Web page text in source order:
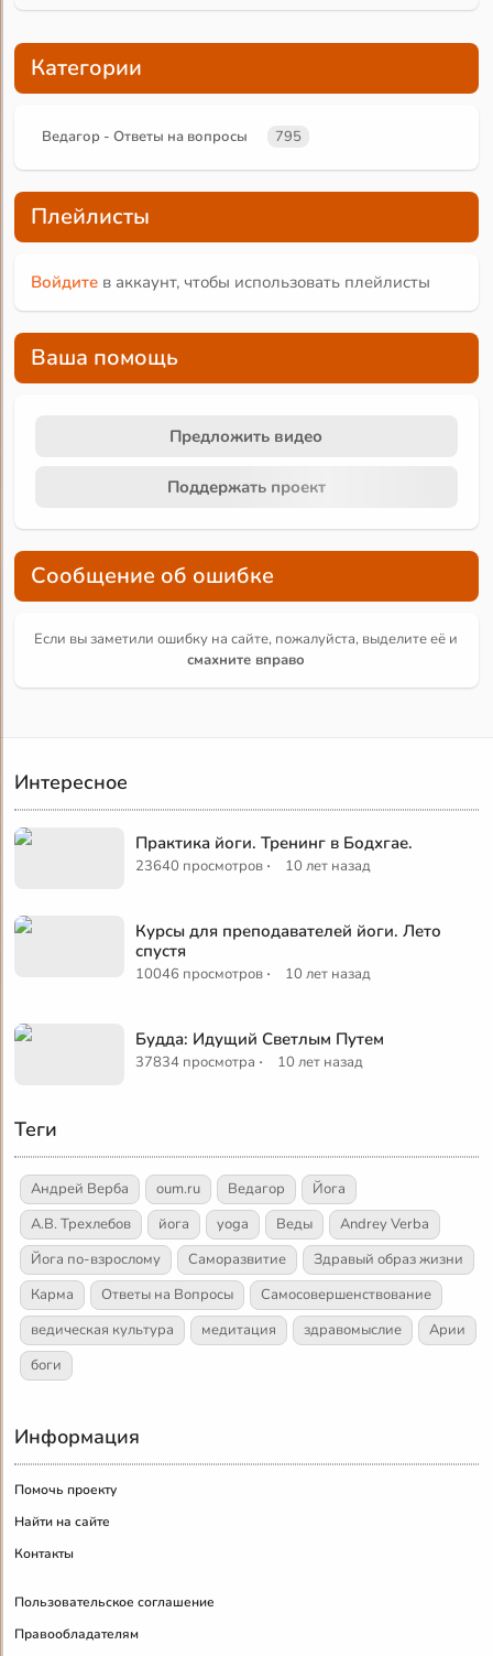
Категории
Ведагор - Ответы на вопросы 795
Плейлисты
Войдите в аккаунт, чтобы использовать плейлисты
Ваша помощь
Предложить видео
Поддержать проект
Сообщение об ошибке
Если вы заметили ошибку на сайте, пожалуйста, выделите её и
смахните вправо
Интересное
Практика йоги. Тренинг в Бодхгае.
23640 просмотров · 10 лет назад
Курсы для преподавателей йоги. Лето
спустя
10046 просмотров · 10 лет назад
Будда: Идущий Светлым Путем
37834 просмотра · 10 лет назад
Теги
Андрей Верба oum.ru Ведагор
Йога
А.В. Трехлебов
йога yoga Веды
Andrey Verba
Йога по-взрослому
Саморазвитие
Здравый образ жизни
Карма
Ответы на Вопросы
Самосовершенствование
ведическая культура
медитация здравомыслие
Арии
боги
Информация
Помочь проекту
Найти на сайте
Контакты
Пользовательское соглашение
Правообладателям